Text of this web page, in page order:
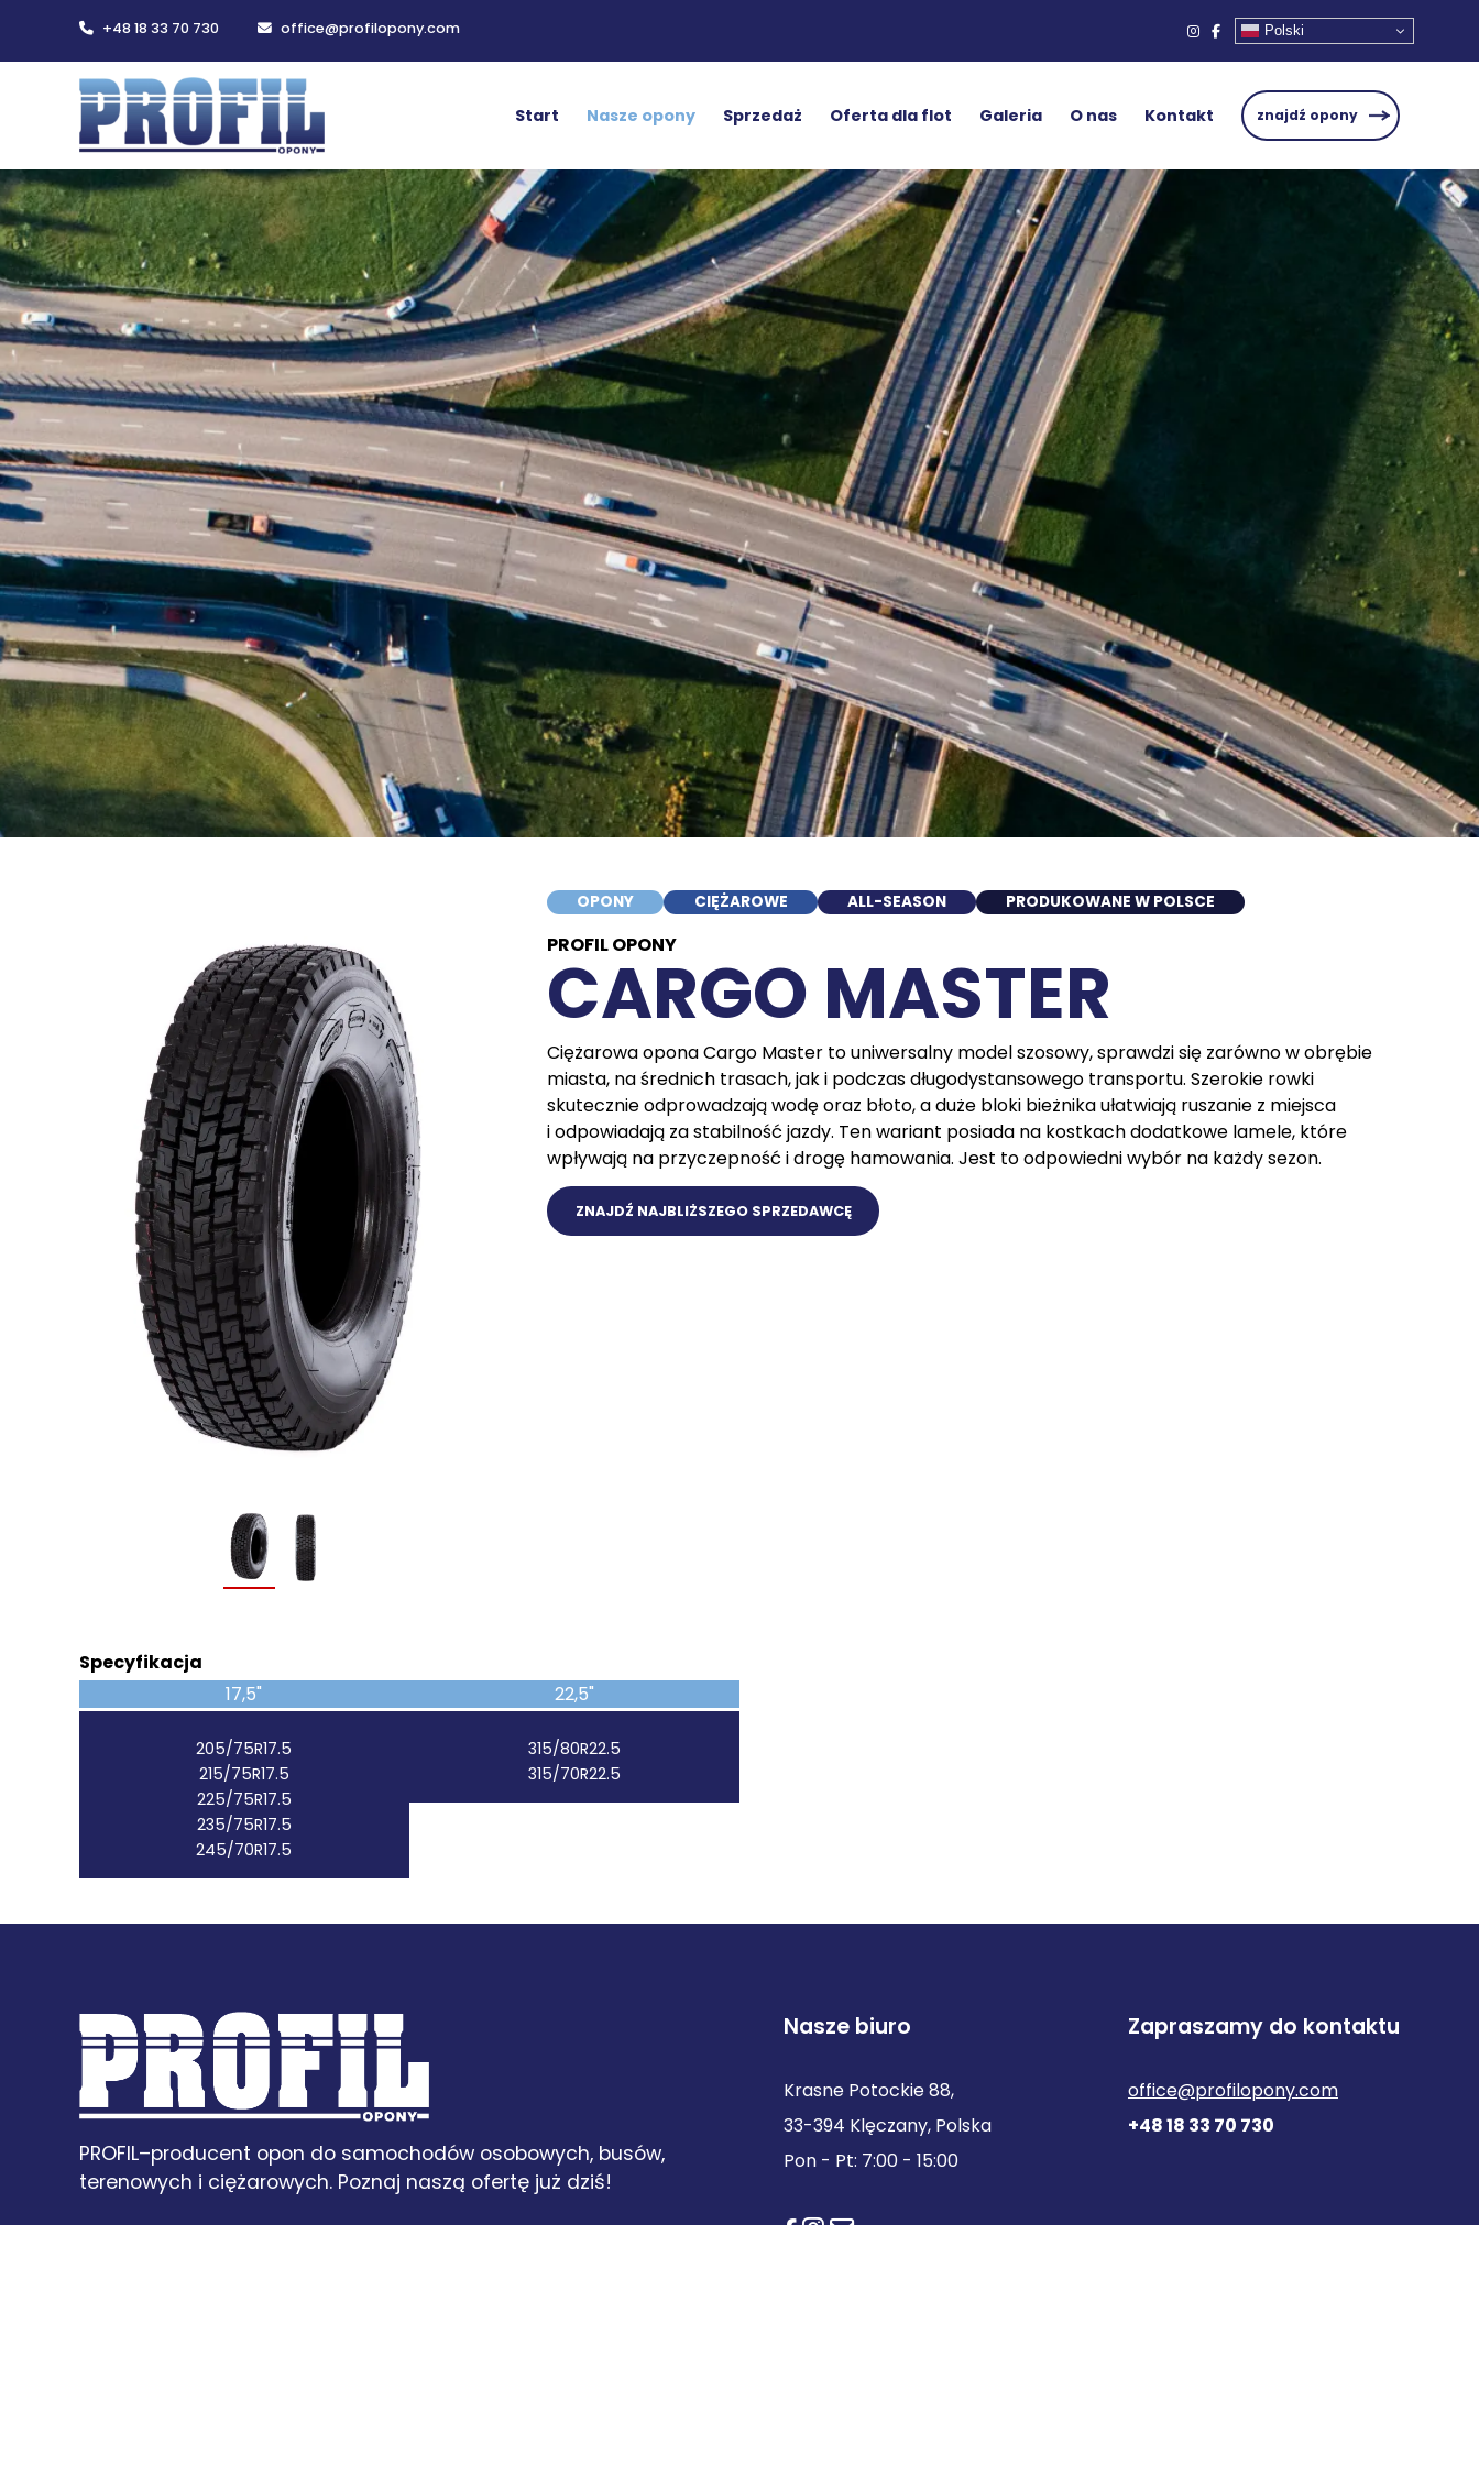
+48 18 33 70 730 office@profilopony.com Polski
Start Nasze opony Sprzedaż Oferta dla flot Galeria O nas Kontakt znajdź opony
OPONY CIĘŻAROWE ALL-SEASON PRODUKOWANE W POLSCE
PROFIL OPONY
CARGO MASTER
Ciężarowa opona Cargo Master to uniwersalny model szosowy, sprawdzi się zarówno w obrębie
miasta, na średnich trasach, jak i podczas długodystansowego transportu. Szerokie rowki
skutecznie odprowadzają wodę oraz błoto, a duże bloki bieżnika ułatwiają ruszanie z miejsca
i odpowiadają za stabilność jazdy. Ten wariant posiada na kostkach dodatkowe lamele, które
wpływają na przyczepność i drogę hamowania. Jest to odpowiedni wybór na każdy sezon.
ZNAJDŹ NAJBLIŻSZEGO SPRZEDAWCĘ
Specyfikacja
17,5"
205/75R17.5
215/75R17.5
225/75R17.5
235/75R17.5
245/70R17.5
22,5"
315/80R22.5
315/70R22.5
PROFIL–producent opon do samochodów osobowych, busów,
terenowych i ciężarowych. Poznaj naszą ofertę już dziś!
Nasze biuro
Krasne Potockie 88,
33-394 Klęczany, Polska
Pon - Pt: 7:00 - 15:00
Zapraszamy do kontaktu
office@profilopony.com
+48 18 33 70 730